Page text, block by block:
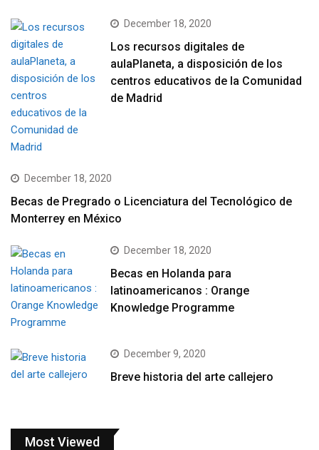
December 18, 2020
Los recursos digitales de
aulaPlaneta, a disposición de los
centros educativos de la Comunidad
de Madrid
December 18, 2020
Becas de Pregrado o Licenciatura del Tecnológico de
Monterrey en México
December 18, 2020
Becas en Holanda para
latinoamericanos : Orange
Knowledge Programme
December 9, 2020
Breve historia del arte callejero
Most Viewed